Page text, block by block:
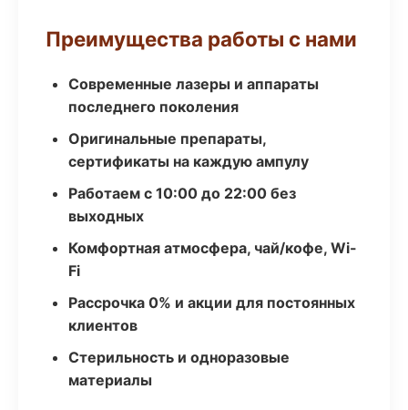
Преимущества работы с нами
Современные лазеры и аппараты
последнего поколения
Оригинальные препараты,
сертификаты на каждую ампулу
Работаем с 10:00 до 22:00 без
выходных
Комфортная атмосфера, чай/кофе, Wi-
Fi
Рассрочка 0% и акции для постоянных
клиентов
Стерильность и одноразовые
материалы